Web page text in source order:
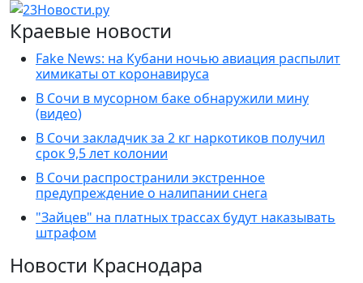
Краевые новости
Fake News: на Кубани ночью авиация распылит
химикаты от коронавируса
В Сочи в мусорном баке обнаружили мину
(видео)
В Сочи закладчик за 2 кг наркотиков получил
срок 9,5 лет колонии
В Сочи распространили экстренное
предупреждение о налипании снега
"Зайцев" на платных трассах будут наказывать
штрафом
Новости Краснодара